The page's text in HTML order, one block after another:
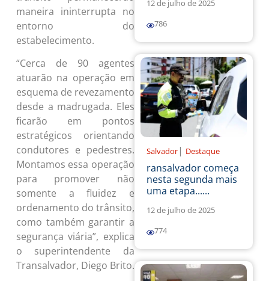
maneira ininterrupta no
entorno do
estabelecimento.
“Cerca de 90 agentes
atuarão na operação em
esquema de revezamento
desde a madrugada. Eles
ficarão em pontos
estratégicos orientando
condutores e pedestres.
Montamos essa operação
para promover não
somente a fluidez e
ordenamento do trânsito,
como também garantir a
segurança viária”, explica
o superintendente da
Transalvador, Diego Brito.
12 de julho de 2025
786
Salvador | Destaque
ransalvador começa
nesta segunda mais
uma etapa......
12 de julho de 2025
774